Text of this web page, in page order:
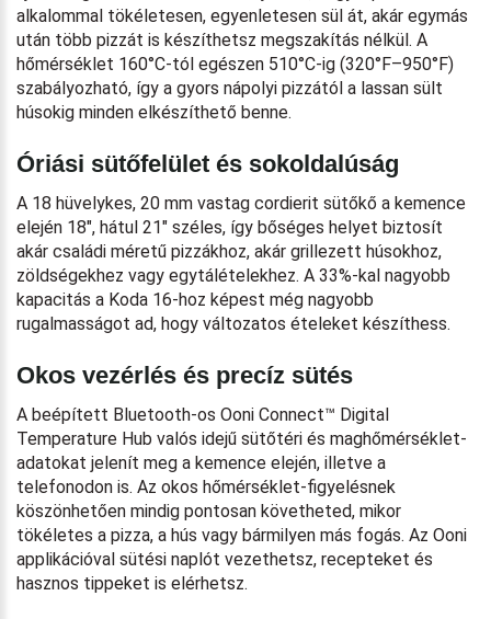
alkalommal tökéletesen, egyenletesen sül át, akár egymás
után több pizzát is készíthetsz megszakítás nélkül. A
hőmérséklet 160°C-tól egészen 510°C-ig (320°F–950°F)
szabályozható, így a gyors nápolyi pizzától a lassan sült
húsokig minden elkészíthető benne.
Óriási sütőfelület és sokoldalúság
A 18 hüvelykes, 20 mm vastag cordierit sütőkő a kemence
elején 18″, hátul 21″ széles, így bőséges helyet biztosít
akár családi méretű pizzákhoz, akár grillezett húsokhoz,
zöldségekhez vagy egytálételekhez. A 33%-kal nagyobb
kapacitás a Koda 16-hoz képest még nagyobb
rugalmasságot ad, hogy változatos ételeket készíthess.
Okos vezérlés és precíz sütés
A beépített Bluetooth-os Ooni Connect™ Digital
Temperature Hub valós idejű sütőtéri és maghőmérséklet-
adatokat jelenít meg a kemence elején, illetve a
telefonodon is. Az okos hőmérséklet-figyelésnek
köszönhetően mindig pontosan követheted, mikor
tökéletes a pizza, a hús vagy bármilyen más fogás. Az Ooni
applikációval sütési naplót vezethetsz, recepteket és
hasznos tippeket is elérhetsz.